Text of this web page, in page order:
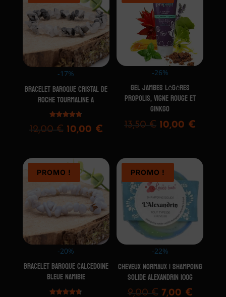
-17%
BRACELET BAROQUE CRISTAL DE
ROCHE TOURMALINE A
4.75
12,00 € Le
était :
12,00 €.
10,00 €Le
est :
10,00 €.
-26%
Gel jambes légères
Propolis, Vigne rouge et
Ginkgo
13,50 € Le
était :
13,50 €.
10,00 €
est :
PROMO !
-20%
BRACELET BAROQUE CALCEDOINE
BLEUE NAMIBIE
PROMO !
-22%
CHEVEUX NORMAUX | SHAMPOING
SOLIDE ALEXANDRIN 100G
9,00 € Le
7,00 €Le